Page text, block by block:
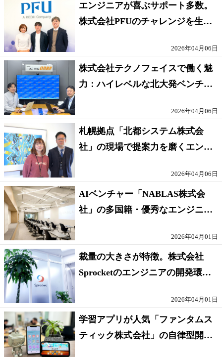
エンジニアが喜ぶサポート多数。
株式会社PFUのチャレンジを生み
2026年04月06日
株式会社テクノフェイスで働く魅
力：ハイレベルな北大発ベンチャ
2026年04月06日
札幌拠点「北都システム株式会
社」の現場で提案力を磨くエンジ
2026年04月06日
AIベンチャー「NABLAS株式会
社」の多国籍・優秀なエンジニア
2026年04月01日
裁量の大きさが特徴。株式会社
Sprocketのエンジニアの開発環境
2026年04月01日
学習アプリが人気「ファンタムス
ティック株式会社」の自律型開発